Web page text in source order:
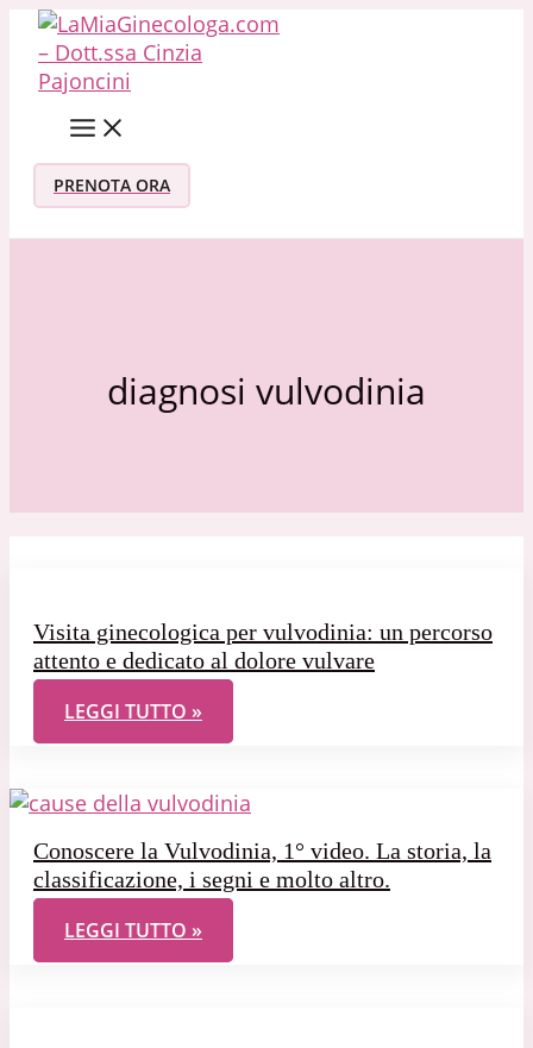
Vai al contenuto
PRENOTA ORA
diagnosi vulvodinia
Visita ginecologica per vulvodinia: un percorso
attento e dedicato al dolore vulvare
VISITA GINECOLOGICA PER VULVODINIA: UN
LEGGI TUTTO »
Conoscere la Vulvodinia, 1° video. La storia, la
classificazione, i segni e molto altro.
CONOSCERE LA VULVODINIA, 1° VIDEO. LA
LEGGI TUTTO »